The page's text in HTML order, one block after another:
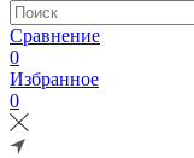
Сравнение
0
Избранное
0